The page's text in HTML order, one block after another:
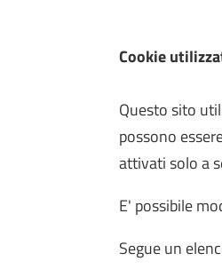
Cookie
Questo sito
possono
attivati solo a
E' possibile
Segue un